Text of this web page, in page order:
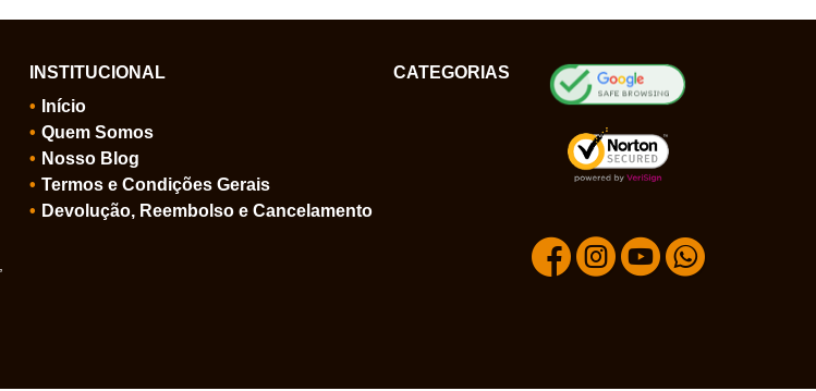
INSTITUCIONAL
Início
Quem Somos
Nosso Blog
Termos e Condições Gerais
Devolução, Reembolso e Cancelamento
CATEGORIAS